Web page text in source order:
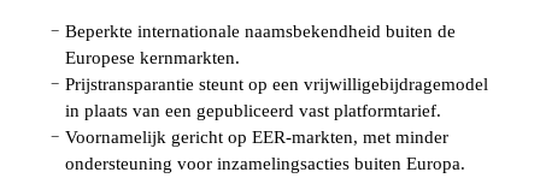
− Beperkte internationale naamsbekendheid buiten de
Europese kernmarkten.
− Prijstransparantie steunt op een vrijwilligebijdragemodel
in plaats van een gepubliceerd vast platformtarief.
− Voornamelijk gericht op EER-markten, met minder
ondersteuning voor inzamelingsacties buiten Europa.